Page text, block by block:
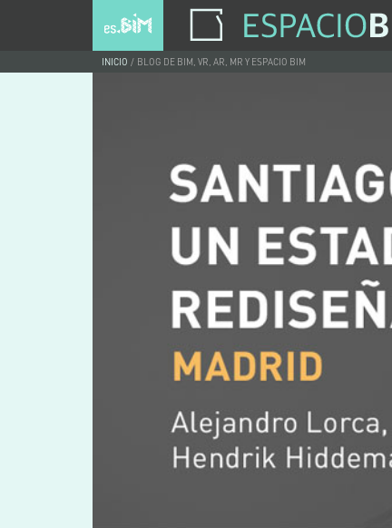
INICIO BLOG DE BIM, VR, AR, MR Y ESPACIO BIM